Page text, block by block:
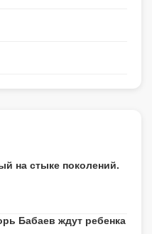
на стыке поколений.
Бабаев ждут ребенка